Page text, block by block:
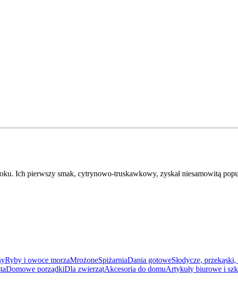
Ryby i owoce morzaMrożoneSpiżarniaDania gotoweSłodycze,
Domowe porządkiDla zwierzątAkcesoria do domuArtykuły biurowe i
Ich pierwszy smak, cytrynowo-truskawkowy, zyskał niesamowitą